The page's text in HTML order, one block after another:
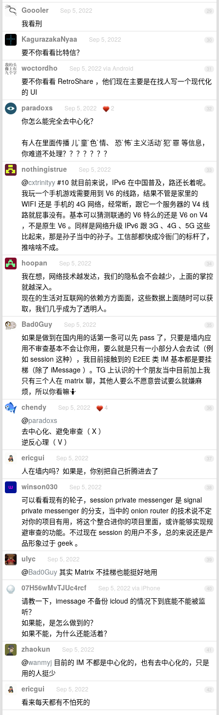
29
Goooler Sep 5, 2022
我看刑
30
KagurazakaNyaa Sep 5, 2022
要不你看看比特信？
31
woctordho Sep 5, 2022 via Android
要不你看看 RetroShare ，他们现在主要是在找人写一个现代化
的 UI
32
paradoxs Sep 5, 2022 2
你怎么能完全去中心化？
有人在里面传播 儿`童`色`情、 恐`怖`主义活动`犯`罪 等信息，
你难道不处理？？？？？？？
33
nothingistrue Sep 5, 2022
@cxtrinityy #10 就目前来说，IPv6 在中国普及，路还长着呢。
我玩一个手机游戏需要用到 V6 的线路，结果不管是家里的
WIFI 还是 手机的 4G 网络，经常断，跟它一个服务器的 V4 线
路就屁事没有。基本可以猜测联通的 V6 特么的还是 V6 on V4
，不是原生 V6 。同样是网络升级 IPv6 跟 3G 、4G 、5G 这些
比起来，那是孙子当中的孙子。工信部都快成冷衙门的标杆了，
推啥啥不成。
34
hoopan Sep 5, 2022
我在想，网络技术越发达，我们的隐私会不会越少，上面的掌控
就越深入。
现在的生活对互联网的依赖方方面面，这些数据上面随时可以获
取，我们几乎成为了透明人。
35
Bad0Guy Sep 5, 2022
如果是做到在国内用的话第一条可以先 pass 了，只要是墙内应
用不审查基本不会让你用，要么就是只有一小部分人会去试（例
如 session 这种），我目前接触到的 E2EE 类 IM 基本都是要挂
梯（除了 iMessage ）。TG 上认识的十个朋友当中目前加上我
只有三个人在 matrix 聊，其他人要么不愿意尝试要么就嫌麻
烦，所以你看嘛🤷
36
chendy Sep 5, 2022 4
@paradoxs
去中心化、避免审查（ X ）
逆反心理（ V ）
37
ericgui Sep 5, 2022
人在墙内吗？如果是，你别把自己折腾进去了
38
winson030 Sep 5, 2022
可以看看现有的轮子，session private messenger 是 signal
private messenger 的分支，当中的 onion router 的技术说不定
对你的项目有用，将这个整合进你的项目里面，或许能够实现规
避审查的功能。不过现在 session 的用户不多，总的来说还是产
品形象过于 geek 。
39
ulyc Sep 5, 2022
@Bad0Guy 其实 Matrix 不挂梯也能挺好地用
40
07H56wMvTJUc4rcf Sep 5, 2022 via iPhone
请教一下，imessage 不备份 icloud 的情况下到底能不能被监
听？
如果能，是怎么做到的？
如果不能，为什么还能活着？
41
zhaokun Sep 5, 2022
@wanmyj 目前的 IM 不都是中心化的，也有去中心化的，只是
用的人挺少
42
ericgui Sep 5, 2022
看来每天都有不怕死的